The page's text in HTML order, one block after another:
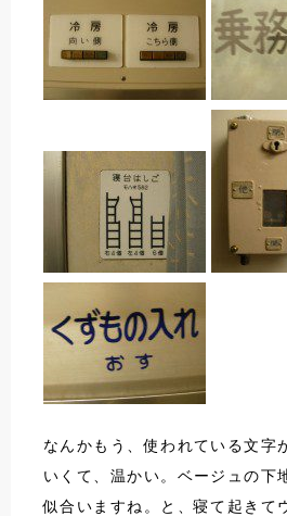
なんかもう、使われている文字
いくて、温かい。ベージュの下
似合いますね。と、寝て起きて